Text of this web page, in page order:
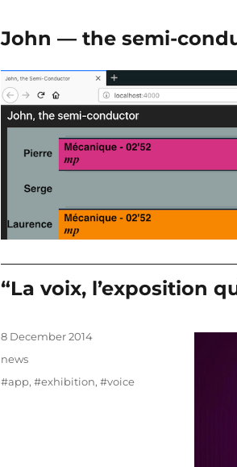
John — the semi-
“La voix, l’exposition
Posted
8 December 2014
Categories
news
Tags
#app, #exhibition, #voice